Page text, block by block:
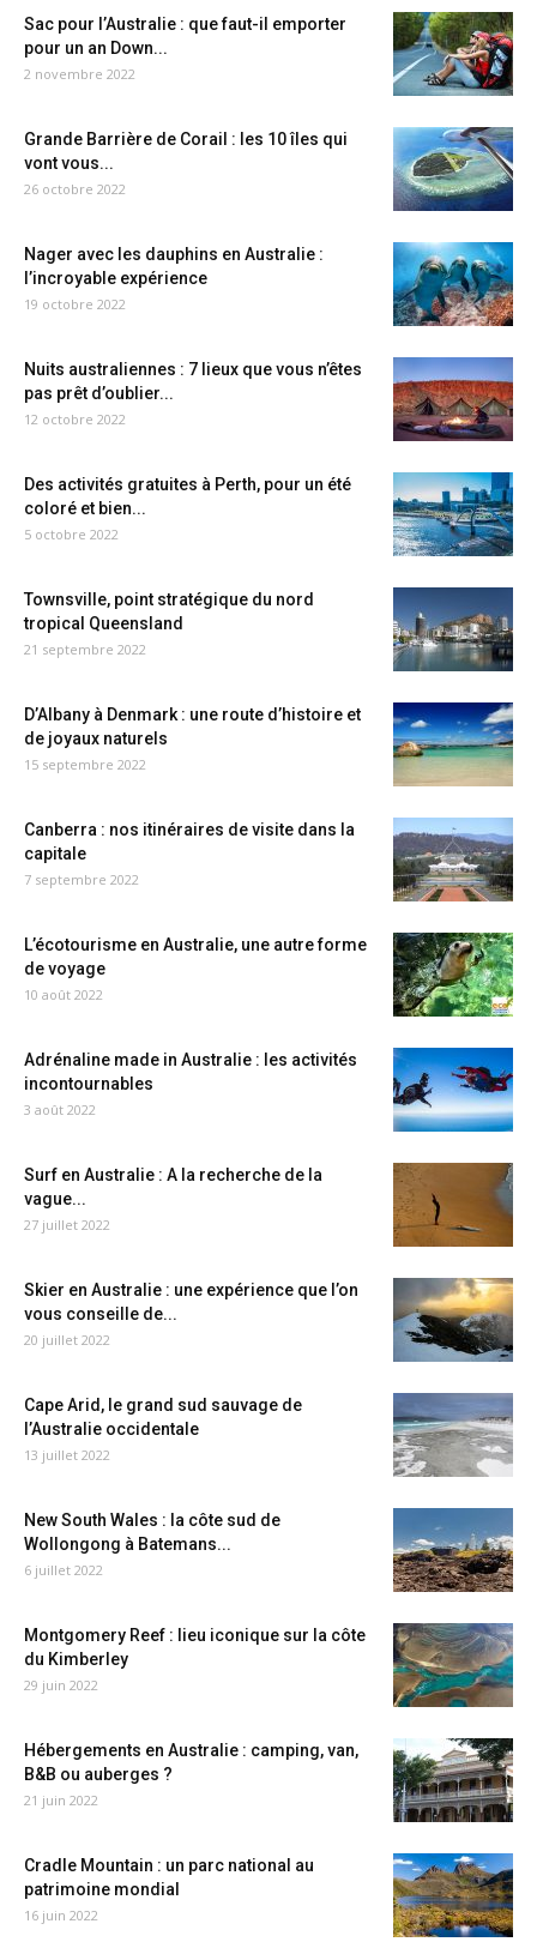
Sac pour l’Australie : que faut-il emporter
pour un an Down...
2 novembre 2022
Grande Barrière de Corail : les 10 îles qui
vont vous...
26 octobre 2022
Nager avec les dauphins en Australie :
l’incroyable expérience
19 octobre 2022
Nuits australiennes : 7 lieux que vous n’êtes
pas prêt d’oublier...
12 octobre 2022
Des activités gratuites à Perth, pour un été
coloré et bien...
5 octobre 2022
Townsville, point stratégique du nord
tropical Queensland
21 septembre 2022
D’Albany à Denmark : une route d’histoire et
de joyaux naturels
15 septembre 2022
Canberra : nos itinéraires de visite dans la
capitale
7 septembre 2022
L’écotourisme en Australie, une autre forme
de voyage
10 août 2022
Adrénaline made in Australie : les activités
incontournables
3 août 2022
Surf en Australie : A la recherche de la
vague...
27 juillet 2022
Skier en Australie : une expérience que l’on
vous conseille de...
20 juillet 2022
Cape Arid, le grand sud sauvage de
l’Australie occidentale
13 juillet 2022
New South Wales : la côte sud de
Wollongong à Batemans...
6 juillet 2022
Montgomery Reef : lieu iconique sur la côte
du Kimberley
29 juin 2022
Hébergements en Australie : camping, van,
B&B ou auberges ?
21 juin 2022
Cradle Mountain : un parc national au
patrimoine mondial
16 juin 2022